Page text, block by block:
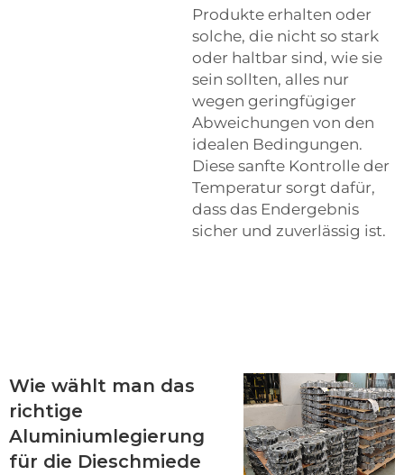
Produkte erhalten oder
solche, die nicht so stark
oder haltbar sind, wie sie
sein sollten, alles nur
wegen geringfügiger
Abweichungen von den
idealen Bedingungen.
Diese sanfte Kontrolle der
Temperatur sorgt dafür,
dass das Endergebnis
sicher und zuverlässig ist.
Wie wählt man das
richtige
Aluminiumlegierung
für die Dieschmiede